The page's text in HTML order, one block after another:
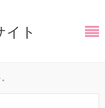
イト